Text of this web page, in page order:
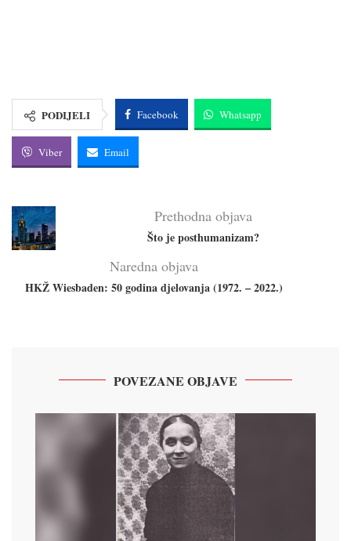
PODIJELI Facebook Whatsapp
Viber Email
Prethodna objava
Što je posthumanizam?
Naredna objava
HKŽ Wiesbaden: 50 godina djelovanja (1972. – 2022.)
POVEZANE OBJAVE